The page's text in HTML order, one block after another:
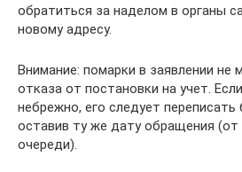
обратиться за наделом в органы
новому адресу.
Внимание: помарки в заявлении не
отказа от постановки на учет.
небрежно, его следует переписать
оставив ту же дату обращения (от
очереди).